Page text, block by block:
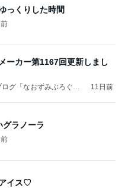
っくりした時間
ーカー第1167回更新しまし
グ「なおずみぶろぐ」
11日前
グラノーラ
イス♡